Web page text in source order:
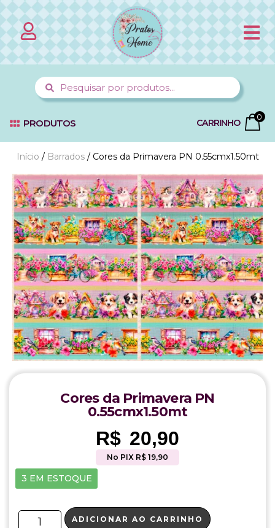
PRODUTOS CARRINHO
0
Início / Barrados/ Cores da Primavera PN 0.55cmx1.50mt
Cores da Primavera PN
0.55cmx1.50mt
R$ 20,90
No PIX R$ 19,90
3 EM ESTOQUE
ADICIONAR AO CARRINHO